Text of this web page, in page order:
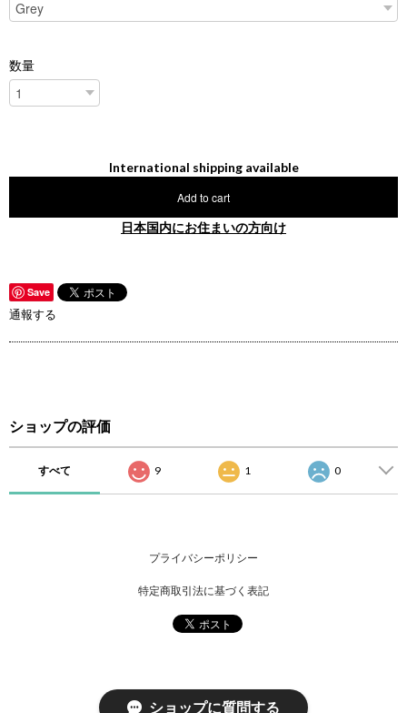
数量
International shipping available
Add to cart
日本国内にお住まいの方向け
Save
通報する
ショップの評価
すべて 9 1 0
プライバシーポリシー
特定商取引法に基づく表記
ショップに質問する